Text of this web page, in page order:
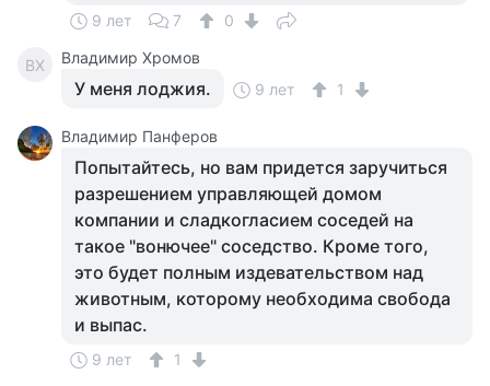
9 лет 7 0
ВХ Владимир Хромов
У меня лоджия. 9 лет 1
Владимир Панферов
Попытайтесь, но вам придется заручиться
разрешением управляющей домом
компании и сладкогласием соседей на
такое "вонючее" соседство. Кроме того,
это будет полным издевательством над
животным, которому необходима свобода
и выпас.
9 лет 1